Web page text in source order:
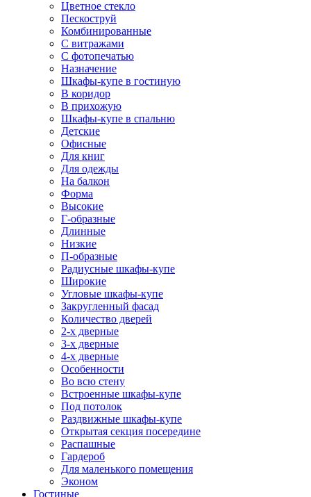
Цветное стекло
Пескоструй
Комбинированные
С витражами
С фотопечатью
Назначение
Шкафы-купе в гостиную
В коридор
В прихожую
Шкафы-купе в спальню
Детские
Офисные
Для книг
Для одежды
На балкон
Форма
Высокие
Г-образные
Длинные
Низкие
П-образные
Радиусные шкафы-купе
Широкие
Угловые шкафы-купе
Закругленный фасад
Количество дверей
2-х дверные
3-х дверные
4-х дверные
Особенности
Во всю стену
Встроенные шкафы-купе
Под потолок
Раздвижные шкафы-купе
Открытая секция посередине
Распашные
Гардероб
Для маленького помещения
Эконом
Гостиные